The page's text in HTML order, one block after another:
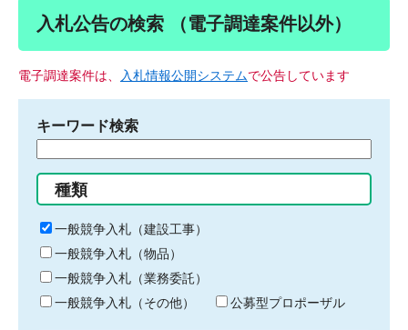
入札公告の検索 （電子調達案件以外）
電子調達案件は、 入札情報公開システムで公告しています
キーワード検索
る
キ
ー
ワ
ー
ド
種類
一般競争入札（建設工事）
一般競争入札（物品）
一般競争入札（業務委託）
一般競争入札（その他）
公募型プロポーザル